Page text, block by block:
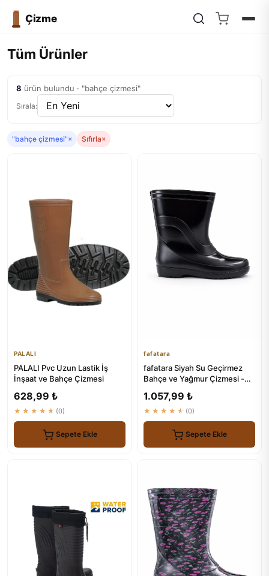
Çizme
Tüm Ürünler
8 ürün bulundu · "bahçe çizmesi"
Sırala:
"bahçe çizmesi"× Sıfırla×
PALALI
PALALI Pvc Uzun Lastik İş
İnşaat ve Bahçe Çizmesi
628,99 ₺
★★★★★ (0)
Sepete Ekle
fafatara
fafatara Siyah Su Geçirmez
Bahçe ve Yağmur Çizmesi -
1.057,99 ₺
★★★★★ (0)
Sepete Ekle